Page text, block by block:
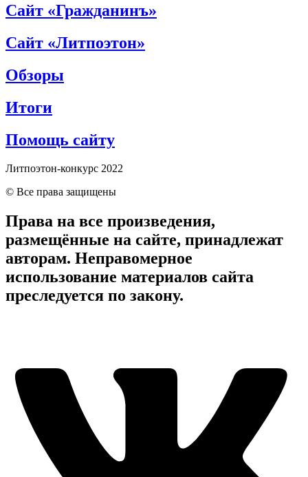
Сайт «Гражданинъ»
Сайт «Литпоэтон»
Обзоры
Итоги
Помощь сайту
Литпоэтон-конкурс 2022
© Все права защищены
Права на все произведения,
размещённые на сайте, принадлежат
авторам. Неправомерное
использование материалов сайта
преследуется по закону.